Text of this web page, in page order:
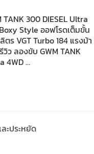
300 DIESEL Ultra
Style ออฟโรดเต็มขั้น
ร VGT Turbo 184 แรงม้า
ว ลองขับ GWM TANK
4WD …
ะประหยัด